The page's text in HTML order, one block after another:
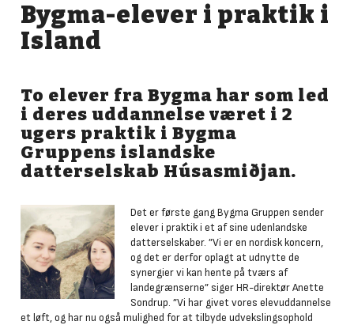
Bygma-elever i praktik i
Island
To elever fra Bygma har som led
i deres uddannelse været i 2
ugers praktik i Bygma
Gruppens islandske
datterselskab Húsasmiðjan.
Det er første gang Bygma Gruppen sender
elever i praktik i et af sine udenlandske
datterselskaber. ”Vi er en nordisk koncern,
og det er derfor oplagt at udnytte de
synergier vi kan hente på tværs af
landegrænserne” siger HR-direktør Anette
Sondrup. ”Vi har givet vores elevuddannelse
et løft, og har nu også mulighed for at tilbyde udvekslingsophold